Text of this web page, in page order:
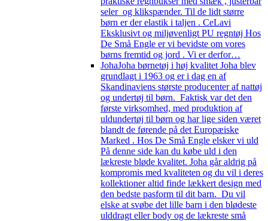
seler og klikspænder. Til de lidt større
børn er der elastik i taljen . CeLavi
Eksklusivt og miljøvenligt PU regntøj Hos
De Små Engle er vi bevidste om vores
børns fremtid og jord . Vi er derfor…
JohaJoha børnetøj i høj kvalitet Joha blev
grundlagt i 1963 og er i dag en af
Skandinaviens største producenter af nattøj
og undertøj til børn. Faktisk var det den
første virksomhed, med produktion af
uldundertøj til børn og har lige siden været
blandt de førende på det Europæiske
Marked . Hos De Små Engle elsker vi uld
På denne side kan du købe uld i den
lækreste bløde kvalitet. Joha går aldrig på
kompromis med kvaliteten og du vil i deres
kollektioner altid finde lækkert design med
den bedste pasform til dit barn. Du vil
elske at svøbe det lille barn i den blødeste
ulddragt eller body og de lækreste små